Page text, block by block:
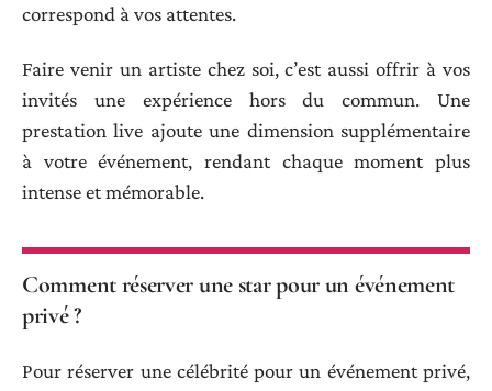
correspond à vos attentes.
Faire venir un artiste chez soi, c’est aussi offrir à vos
invités une expérience hors du commun. Une
prestation live ajoute une dimension supplémentaire
à votre événement, rendant chaque moment plus
intense et mémorable.
Comment réserver une star pour un événement
privé ?
Pour réserver une célébrité pour un événement privé,